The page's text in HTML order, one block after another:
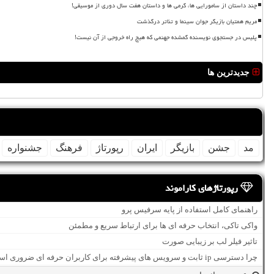
چند داستان از سامورایی ها، گرمی ها و داستان هفت سال دوری از موسیقی!
مریم همتیان بازیگر جوان سینما و تئاتر درگذشت
پلیس در جستجوی نویسنده گمشده جهنمی که هیچ راه خروجی از آن نیست!
جدیدترین ها
مد جشن بازیگر ایران رپورتاژ فرهنگ جشنواره
رپورتاژهای کاراموند
راهنمای کامل استفاده از پایه سرفیس پرو
واکی تاکی، انتخاب حرفه ای ها برای ارتباط سریع و مطمئن
تاثیر فیلر لب بر زیبایی صورت
چرا دسترسی ip ثابت و سرویس های پیشرفته برای کاربران حرفه ای ضروری است؟